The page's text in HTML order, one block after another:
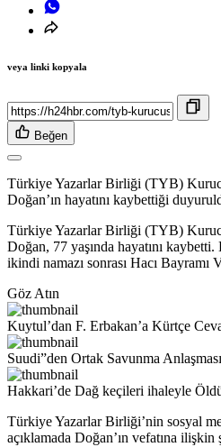
veya linki kopyala
Beğen
Türkiye Yazarlar Birliği (TYB)
Doğan’ın hayatını kaybettiği
Türkiye Yazarlar Birliği (TYB)
Doğan, 77 yaşında hayatını kaybetti.
ikindi namazı sonrası Hacı Bayramı
Göz Atın
Kuytul’dan F. Erbakan’a Kürtçe
Suudi”den Ortak Savunma Anlaşması
Hakkari’de Dağ keçileri ihaleyle
Türkiye Yazarlar Birliği’nin sosyal
açıklamada Doğan’ın vefatına